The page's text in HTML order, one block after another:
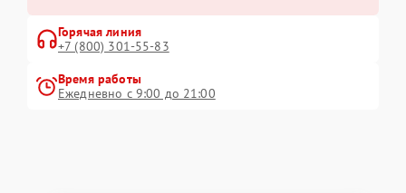
Горячая линия
+7 (800) 301-55-83
Время работы
Ежедневно с 9:00 до 21:00